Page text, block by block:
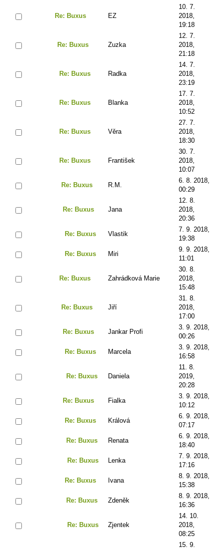
Re: Buxus EZ
10. 7.
2018,
19:18
Re: Buxus Zuzka
12. 7.
2018,
21:18
Re: Buxus Radka
14. 7.
2018,
23:19
Re: Buxus Blanka
17. 7.
2018,
10:52
Re: Buxus Věra
27. 7.
2018,
18:30
Re: Buxus František
30. 7.
2018,
10:07
Re: Buxus R.M.
6. 8. 2018,
00:29
Re: Buxus Jana
12. 8.
2018,
20:36
Re: Buxus Vlastik
7. 9. 2018,
19:38
Re: Buxus Miri
9. 9. 2018,
11:01
Re: Buxus Zahrádková Marie
30. 8.
2018,
15:48
Re: Buxus Jiří
31. 8.
2018,
17:00
Re: Buxus Jankar Profi
3. 9. 2018,
00:26
Re: Buxus Marcela
3. 9. 2018,
16:58
Re: Buxus Daniela
11. 8.
2019,
20:28
Re: Buxus Fialka
3. 9. 2018,
10:12
Re: Buxus Králová
6. 9. 2018,
07:17
Re: Buxus Renata
6. 9. 2018,
18:40
Re: Buxus Lenka
7. 9. 2018,
17:16
Re: Buxus Ivana
8. 9. 2018,
15:38
Re: Buxus Zdeněk
8. 9. 2018,
16:36
Re: Buxus Zjentek
14. 10.
2018,
08:25
15. 9.